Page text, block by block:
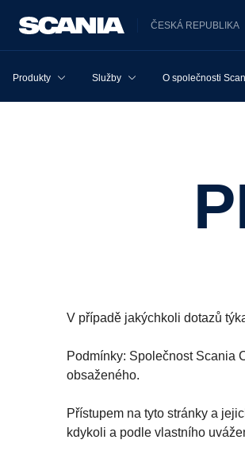
ČESKÁ REPUBLIKA
Produkty Služby O společnosti
V případě jakýchkoli dotazů
Podmínky: Společnost Scania
obsaženého.
Přístupem na tyto stránky a
kdykoli a podle vlastního